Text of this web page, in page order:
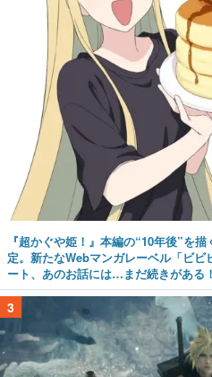
『超かぐや姫！』本編の“10年後”を
定。新たなWebマンガレーベル「ビ
ート、あのお話には…まだ続きがある！
3